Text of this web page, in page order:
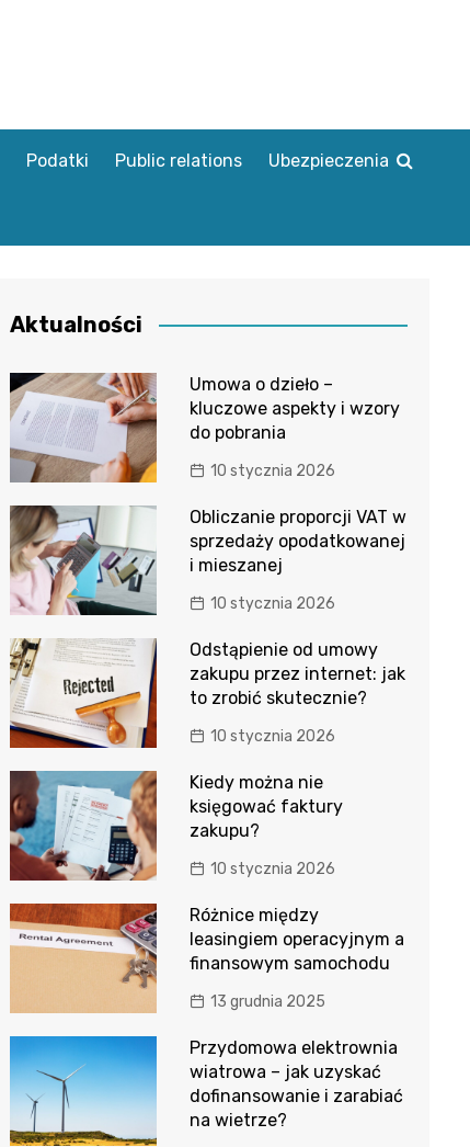
Podatki Public relations Ubezpieczenia
Aktualności
Umowa o dzieło –
kluczowe aspekty i wzory
do pobrania
10 stycznia 2026
Obliczanie proporcji VAT w
sprzedaży opodatkowanej
i mieszanej
10 stycznia 2026
Odstąpienie od umowy
zakupu przez internet: jak
to zrobić skutecznie?
10 stycznia 2026
Kiedy można nie
księgować faktury
zakupu?
10 stycznia 2026
Różnice między
leasingiem operacyjnym a
finansowym samochodu
13 grudnia 2025
Przydomowa elektrownia
wiatrowa – jak uzyskać
dofinansowanie i zarabiać
na wietrze?